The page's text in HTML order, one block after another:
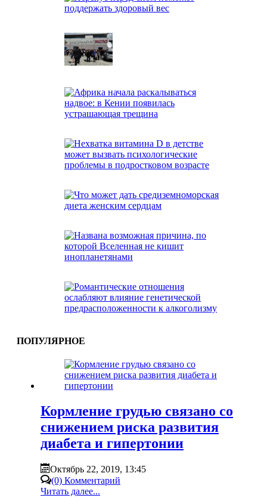
ПОПУЛЯРНОЕ
Кормление грудью связано со
снижением риска развития
диабета и гипертонии
Октябрь 22, 2019, 13:45
(0) Комментарий
Читать далее...